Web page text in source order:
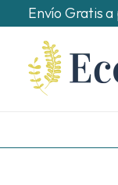
Envío Gratis